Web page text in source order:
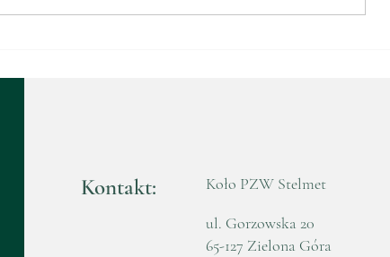
2025
Kontakt:
Koło PZW Stelmet
ul. Gorzowska 20
65-127 Zielona Góra